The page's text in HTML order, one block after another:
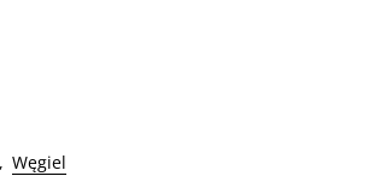
Węgiel